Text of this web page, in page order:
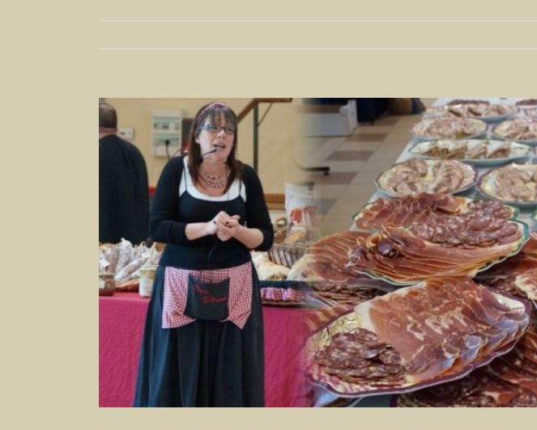
Voir
l'image
agrandie